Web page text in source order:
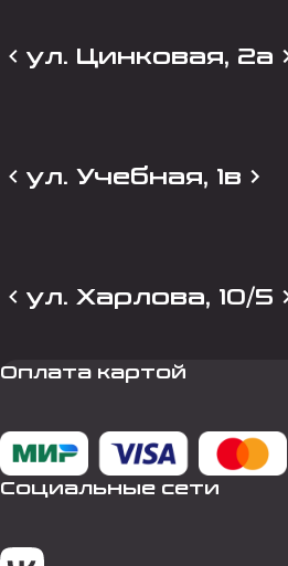
ул. Цинковая, 2а
ул. Учебная, 1в
ул. Харлова, 10/5
Оплата картой
Социальные сети